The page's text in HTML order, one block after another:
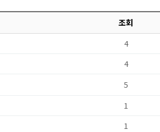
조회
4
4
5
1
1